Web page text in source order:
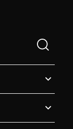
un terme de